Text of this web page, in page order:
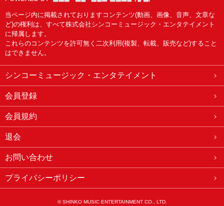
当ページ内に掲載されておりますコンテンツ(動画、画像、音声、文章な
ど)の権利は、すべて株式会社シンコーミュージック・エンタテイメント
に帰属します。
これらのコンテンツを許可無く二次利用(複製、転載、販売など)すること
はできません。
シンコーミュージック・エンタテイメント
会員登録
会員規約
退会
お問い合わせ
プライバシーポリシー
© SHINKO MUSIC ENTERTAINMENT CO., LTD.